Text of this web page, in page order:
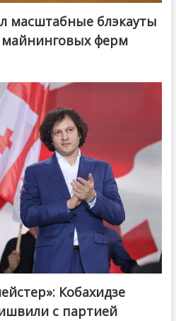
масштабные блэкауты
майнинговых ферм
Dream
Кобахидзе
с партией